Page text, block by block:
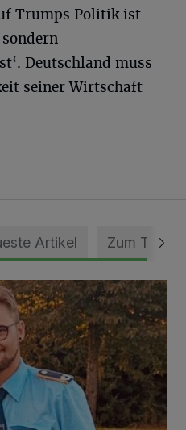
Trumps Politik ist
Deutschland muss
seiner Wirtschaft
Artikel Zum Thema
leben